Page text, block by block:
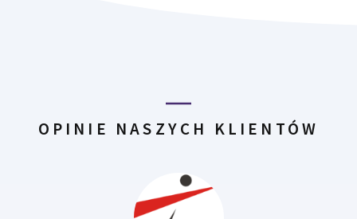
OPINIE NASZYCH KLIENTÓW